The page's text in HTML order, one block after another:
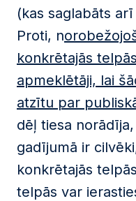
(kas saglabāts
Proti, n
konkrētajās
apmeklētāji, lai
atzītu par
dēļ tiesa
gadījumā ir
konkrētajās
telpās var